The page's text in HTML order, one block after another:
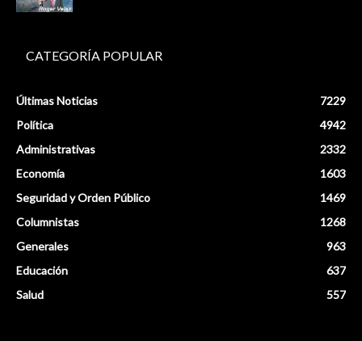
CATEGORÍA POPULAR
Últimas Noticias
7229
Política
4942
Administrativas
2332
Economía
1603
Seguridad y Orden Público
1469
Columnistas
1268
Generales
963
Educación
637
Salud
557